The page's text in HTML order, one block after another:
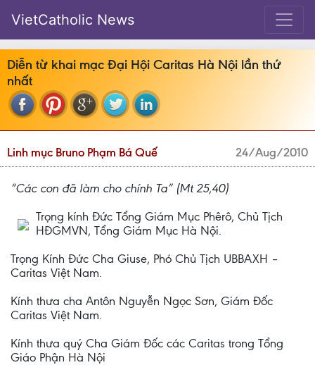
VietCatholic News
Diễn từ khai mạc Đại Hội Caritas Hà Nội lần thứ
nhất
Linh mục Bruno Phạm Bá Quế 24/Aug/2010
“Các con đã làm cho chính Ta” (Mt 25,40)
Trọng kính Đức Tổng Giám Mục Phêrô, Chủ Tịch
HĐGMVN, Tổng Giám Mục Hà Nội.
Trọng Kính Đức Cha Giuse, Phó Chủ Tịch UBBAXH –
Caritas Việt Nam.
Kính thưa cha Antôn Nguyễn Ngọc Sơn, Giám Đốc
Caritas Việt Nam.
Kính thưa quý Cha Giám Đốc các Caritas trong Tổng
Giáo Phận Hà Nội